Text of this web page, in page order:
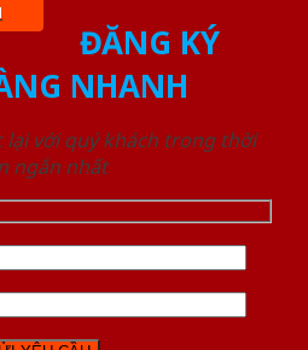
ĐĂNG KÝ
NHANH
lại với quý khách trong thời
ngắn nhất